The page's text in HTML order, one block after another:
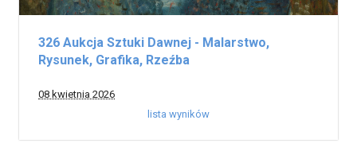
326 Aukcja Sztuki Dawnej - Malarstwo,
Rysunek, Grafika, Rzeźba
08 kwietnia 2026
lista wyników